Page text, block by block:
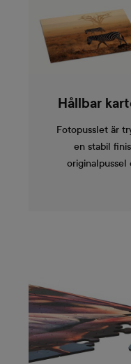
Hållbar
Fotopusslet är
en stabil
originalpussel